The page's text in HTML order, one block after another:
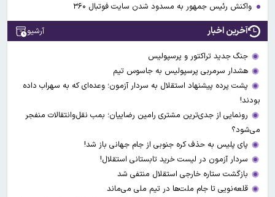
واکنش رئیس جمهور به مسدود شدن سایت فوتبال ۳۶۰
آخرین اخبار آرشیو
جنگ جدید تراکتور و پرسپولیس
هشدار سرمربی پرسپولیس به جاسوس تیم
پشت پرده پیشنهاد استقلال به سردار آزمون؛ وعده‌ای که به سهراب داده
بودند!
رونمایی از جدی‌ترین مشتری رامین رضاییان؛ بمب نقل‌وانتقالات منفجر
می‌شود؟
پای پلیس به حذف کره جنوبی از جام جهانی باز شد!
سردار آزمون در لیست خرید تابستانی استقلال!
بازگشت ستاره خارجی استقلال منتفی شد
قلعه‌نویی تا جام ملت‌ها در تیم ملی می‌ماند